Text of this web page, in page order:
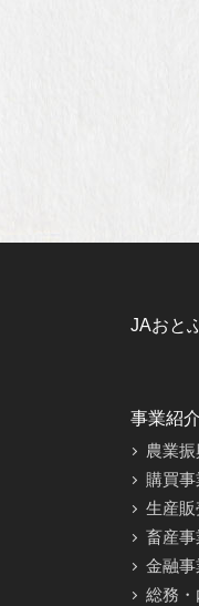
JAおと
事業紹
農業
購買
生産
畜産事
金融事
総務